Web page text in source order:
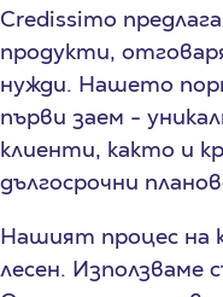
Credissimo
продукти,
нужди. Нашето
първи заем -
клиенти, както и
дългосрочни
Нашият процес на
лесен. Използваме